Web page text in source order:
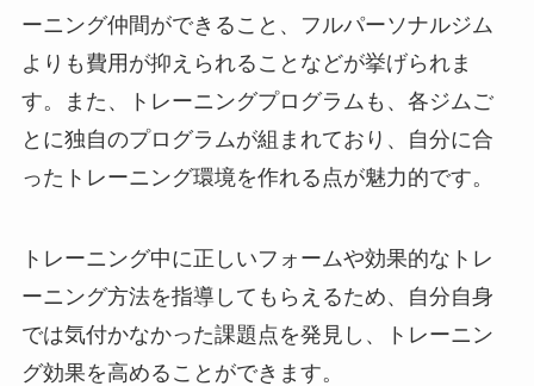
ーニング仲間ができること、フルパーソナルジム
よりも費用が抑えられることなどが挙げられま
す。また、トレーニングプログラムも、各ジムご
とに独自のプログラムが組まれており、自分に合
ったトレーニング環境を作れる点が魅力的です。
トレーニング中に正しいフォームや効果的なトレ
ーニング方法を指導してもらえるため、自分自身
では気付かなかった課題点を発見し、トレーニン
グ効果を高めることができます。